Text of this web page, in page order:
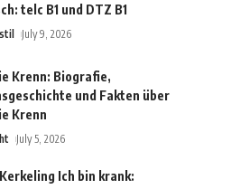
telc B1 und DTZ B1
July 9, 2026
Krenn: Biografie,
und Fakten über
Krenn
July 5, 2026
Ich bin krank: